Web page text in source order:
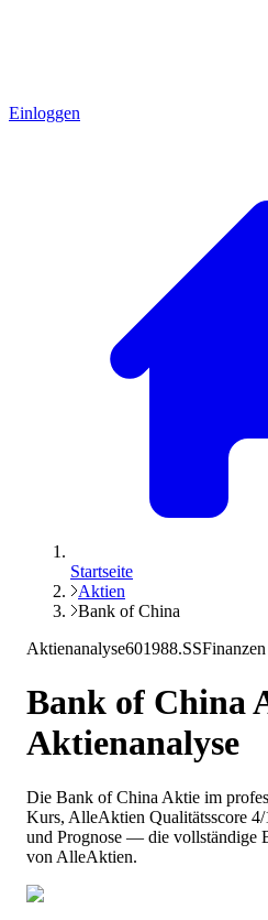
Einloggen
Startseite
Aktien
Bank of China
Aktienanalyse601988.SSFinanzen
Bank of China
Aktienanalyse
Die Bank of China Aktie im
Kurs, AlleAktien Qualitätsscore 4/
und Prognose — die vollständige
von AlleAktien.